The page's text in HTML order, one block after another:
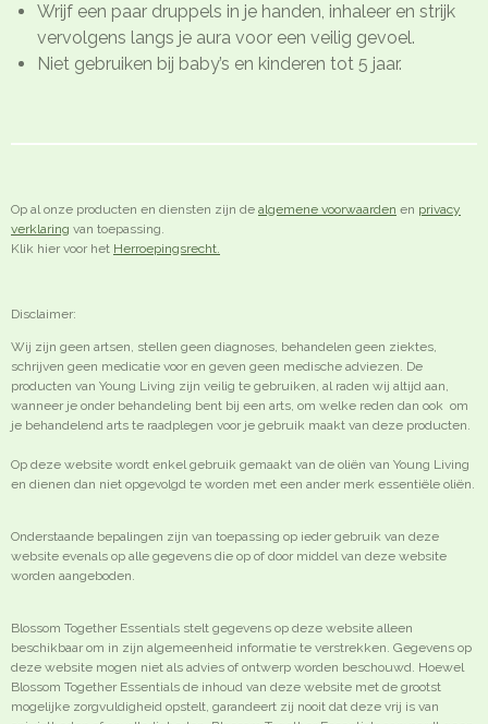
Wrijf een paar druppels in je handen, inhaleer en strijk
vervolgens langs je aura voor een veilig gevoel.
Niet gebruiken bij baby’s en kinderen tot 5 jaar.
Op al onze producten en diensten zijn de algemene voorwaarden en privacy
verklaring van toepassing.
Klik hier voor het Herroepingsrecht.
Disclaimer:
Wij zijn geen artsen, stellen geen diagnoses, behandelen geen ziektes,
schrijven geen medicatie voor en geven geen medische adviezen. De
producten van Young Living zijn veilig te gebruiken, al raden wij altijd aan,
wanneer je onder behandeling bent bij een arts, om welke reden dan ook om
je behandelend arts te raadplegen voor je gebruik maakt van deze producten.
Op deze website wordt enkel gebruik gemaakt van de oliën van Young Living
en dienen dan niet opgevolgd te worden met een ander merk essentiële oliën.
Onderstaande bepalingen zijn van toepassing op ieder gebruik van deze
website evenals op alle gegevens die op of door middel van deze website
worden aangeboden.
Blossom Together Essentials stelt gegevens op deze website alleen
beschikbaar om in zijn algemeenheid informatie te verstrekken. Gegevens op
deze website mogen niet als advies of ontwerp worden beschouwd. Hoewel
Blossom Together Essentials de inhoud van deze website met de grootst
mogelijke zorgvuldigheid opstelt, garandeert zij nooit dat deze vrij is van